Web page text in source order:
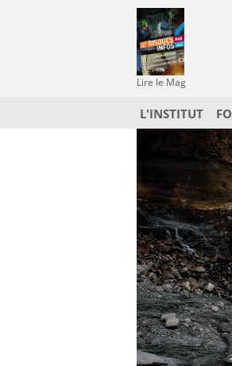
Lire le Mag
L'INSTITUT